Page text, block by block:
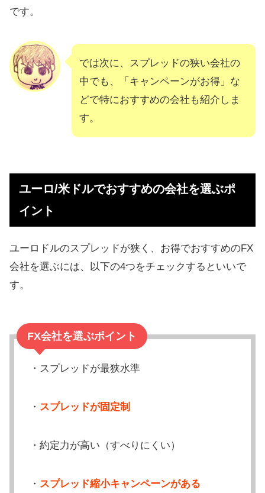
です。
では次に、スプレッドの狭い会社の
中でも、「キャンペーンがお得」な
どで特におすすめの会社も紹介しま
す。
ユーロ/米ドルでおすすめの会社を選ぶポ
イント
ユーロドルのスプレッドが狭く、お得でおすすめのFX
会社を選ぶには、以下の4つをチェックするといいで
す。
FX会社を選ぶポイント
・スプレッドが最狭水準
・ スプレッドが固定制
・約定力が高い（すべりにくい）
・ スプレッド縮小キャンペーンがある